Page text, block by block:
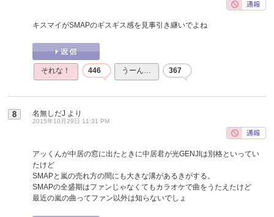
キスマイがSMAPのギスギス感を見事引き継いでよね
それな！ 446 うーん… 367
8 名無しだJ より
2015年10月29日 11:31 PM
アッくんが中居の窓に出たときに中居君が光GENJIは別格といってい
たけど
SMAPと嵐の売れ方の間にも大きな溝があるきがする。
SMAPの全盛期はファンじゃなくてもカラオケで曲をうたえたけど
最近の嵐の曲ってファン以外は知らないでしょ